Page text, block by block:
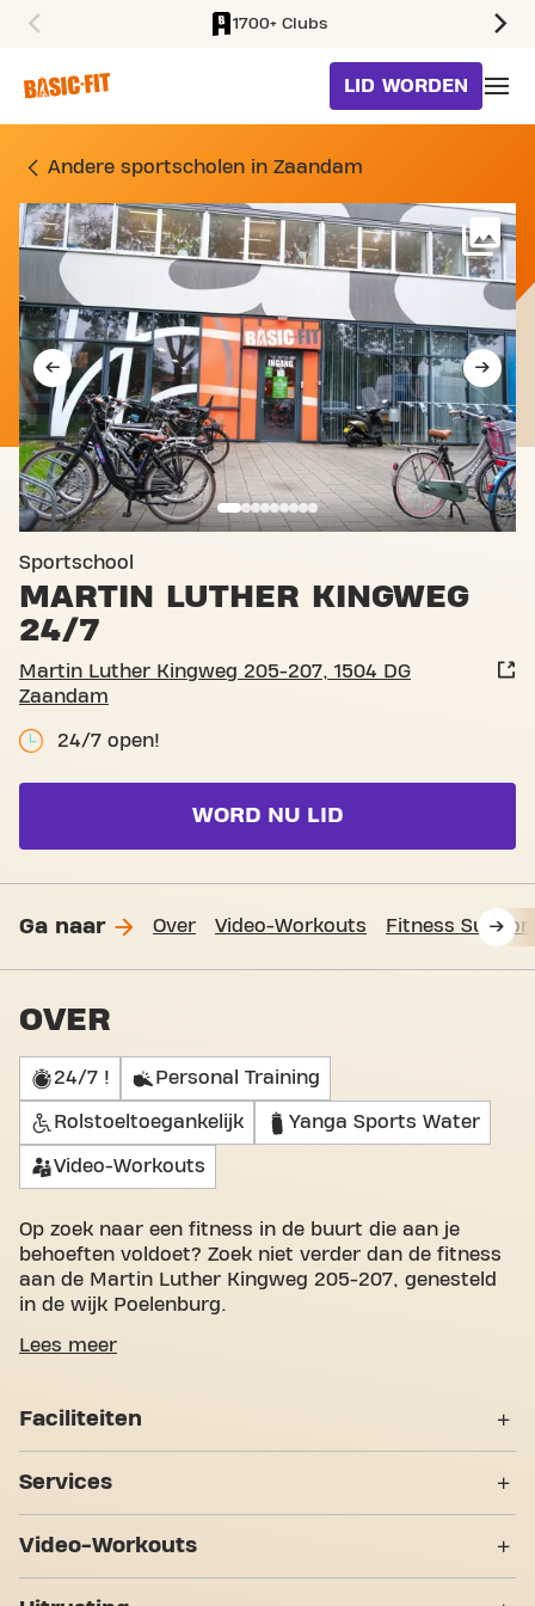
1700+ Clubs
LID WORDEN
SPORTSCHOOL MARTIN
Andere sportscholen in Zaandam
Sportschool
MARTIN LUTHER KINGWEG
24/7
Martin Luther Kingweg 205-207, 1504 DG
Zaandam
24/7 open!
WORD NU LID
Ga naar Over Video-Workouts Fitness
OVER
24/7 ! Personal Training
Rolstoeltoegankelijk Yanga Sports Water
Video-Workouts
Op zoek naar een fitness in de buurt die aan je
behoeften voldoet? Zoek niet verder dan de fitness
aan de Martin Luther Kingweg 205-207, genesteld
in de wijk Poelenburg.
Wij begrijpen hoe belangrijk het is om een
sportruimte en gecertificeerde trainers zijn we er
biedt een verscheidenheid aan apparatuur, video-
workouts en personal training. Maar wat ons echt
anders maakt, is het groepsgevoel dat we hebben
opgebouwd - een plek waar je aanmoediging en
en ontdek waarom Basic-Fit Zaandam Martin
Lees meer
Faciliteiten
Douches
7 Trainingzones
Services
Video-Workouts